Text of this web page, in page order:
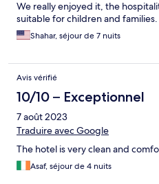
We really enjoyed it, the
suitable for children and families.
Shahar, séjour de 7 nuits
Avis vérifié
10/10 – Exceptionnel
7 août 2023
Traduire avec Google
The hotel is very clean and
Asaf, séjour de 4 nuits